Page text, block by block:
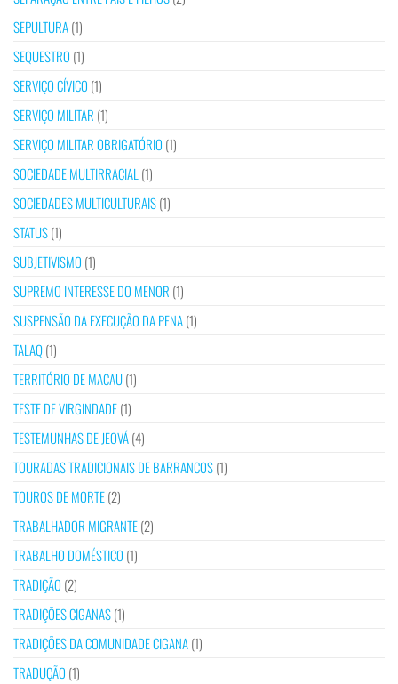
SEPULTURA(1)
SEQUESTRO (1)
SERVIÇO CÍVICO (1)
SERVIÇO MILITAR (1)
SERVIÇO MILITAR OBRIGATÓRIO (1)
SOCIEDADE MULTIRRACIAL (1)
SOCIEDADES MULTICULTURAIS(1)
STATUS(1)
SUBJETIVISMO (1)
SUPREMO INTERESSE DO MENOR (1)
SUSPENSÃO DA EXECUÇÃO DA PENA(1)
TALAQ(1)
TERRITÓRIO DE MACAU(1)
TESTE DE VIRGINDADE(1)
TESTEMUNHAS DE JEOVÁ(4)
TOURADAS TRADICIONAIS DE BARRANCOS(1)
TOUROS DE MORTE(2)
TRABALHADOR MIGRANTE(2)
TRABALHO DOMÉSTICO (1)
TRADIÇÃO (2)
TRADIÇÕES CIGANAS(1)
TRADIÇÕES DA COMUNIDADE CIGANA(1)
TRADUÇÃO (1)